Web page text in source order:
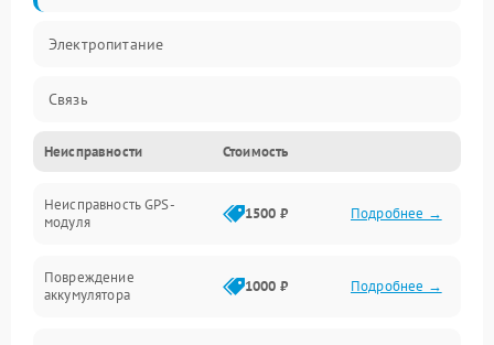
Электропитание
Связь
Навигация
Корпус
Неисправности Стоимость
Неисправность GPS-
модуля
1500 ₽ Подробнее →
Повреждение
аккумулятора
1000 ₽ Подробнее →